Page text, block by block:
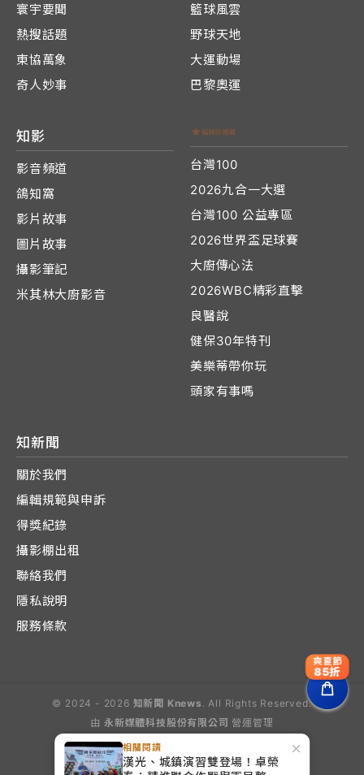
×
相關閱讀
漢光、城鎮演習雙登場！卓榮
寰宇要聞
熱搜話題
東協萬象
奇人妙事
籃球風雲
野球天地
大運動場
巴黎奧運
知影
影音頻道
鴿知窩
影片故事
圖片故事
攝影筆記
米其林大廚影音
台灣100
2026九合一大選
台灣100 公益專區
2026世界盃足球賽
大廚傳心法
2026WBC精彩直擊
良醫說
健保30年特刊
美樂蒂帶你玩
頭家有事嗎
知新聞
關於我們
編輯規範與申訴
得獎紀錄
攝影棚出租
聯絡我們
隱私說明
服務條款
© 2024 - 2026 知新聞 Knews . All Rights Reserved.
由 永新媒體科技股份有限公司 營運管理
爽夏節
85折